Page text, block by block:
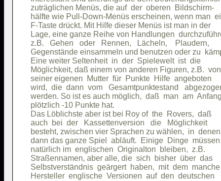
zuträglichen Menüs, die auf  der  oberen  Bildschirm-
hälfte wie Pull-Down-Menüs erscheinen, wenn man
F-Taste drückt. Mit Hilfe dieser Menüs ist man in der
Lage, eine ganze Reihe von Handlungen
z.B.   Gehen   oder   Rennen,   Lächeln,    Plaudern,
Gegenstände einsammeln und benutzen oder zu
Eine weiter Seltenheit  in  der  Spielewelt  ist  die
Möglichkeit, daß einem von anderen Figuren, z.B.  von
seiner eigenen  Mutter  für  Punkte  Hilfe  angeboten
wird,  die  dann  vom   Gesamtpunktestand
werden. So ist es auch möglich,  daß  man  am
plötzlich -10 Punkte hat.
Das Löblichste aber ist bei Roy of  the  Rovers,  daß
auch  bei  der   Kassettenversion   die   Möglichkeit
besteht, zwischen vier Sprachen zu wählen,  in  denen
dann das ganze Spiel  abläuft.  Einige  Dinge  müssen
natürlich im  englischen  Originalton  bleiben,  z.B.
Straßennamen, aber alle, die  sich  bisher  über  das
Selbstverständnis  geärgert  haben,  mit  dem  manche
Hersteller  englische  Versionen  auf  den  deutschen